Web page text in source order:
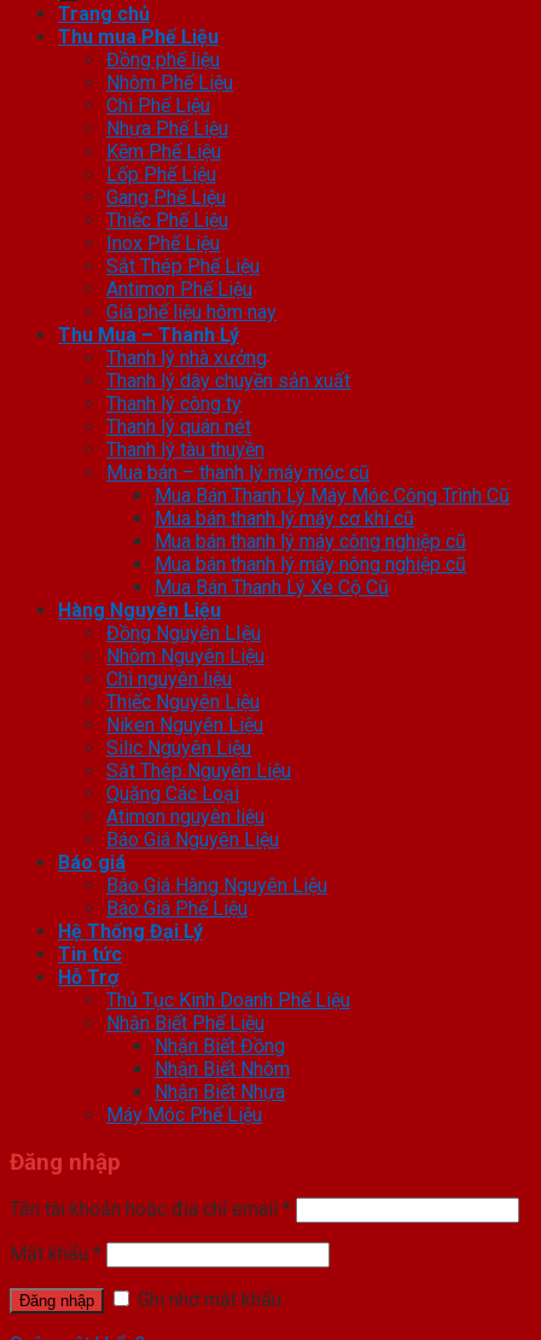
Trang chủ
Thu mua Phế Liệu
Đồng phế liệu
Nhôm Phế Liệu
Chì Phế Liệu
Nhựa Phế Liệu
Kẽm Phế Liệu
Lốp Phế Liệu
Gang Phế Liệu
Thiếc Phế Liệu
Inox Phế Liệu
Sắt Thép Phế Liệu
Antimon Phế Liệu
Giá phế liệu hôm nay
Thu Mua – Thanh Lý
Thanh lý nhà xưởng
Thanh lý dây chuyền sản xuất
Thanh lý công ty
Thanh lý quán nét
Thanh lý tàu thuyền
Mua bán – thanh lý máy móc cũ
Mua Bán Thanh Lý Máy Móc Công Trình Cũ
Mua bán thanh lý máy cơ khí cũ
Mua bán thanh lý máy công nghiệp cũ
Mua bán thanh lý máy nông nghiệp cũ
Mua Bán Thanh Lý Xe Cộ Cũ
Hàng Nguyên Liệu
Đồng Nguyên LIệu
Nhôm Nguyên Liệu
Chì nguyên liệu
Thiếc Nguyên Liệu
Niken Nguyên Liệu
Silic Nguyên Liệu
Sắt Thép Nguyên Liệu
Quặng Các Loại
Atimon nguyên liệu
Báo Giá Nguyên Liệu
Báo giá
Báo Giá Hàng Nguyên Liệu
Báo Giá Phế Liệu
Hệ Thống Đại Lý
Tin tức
Hỗ Trợ
Thủ Tục Kinh Doanh Phế Liệu
Nhận Biết Phế Liệu
Nhận Biết Đồng
Nhận Biết Nhôm
Nhận Biết Nhựa
Máy Móc Phế Liệu
Đăng nhập
Tên tài khoản hoặc địa chỉ email *
Mật khẩu *
Đăng nhập
Ghi nhớ mật khẩu